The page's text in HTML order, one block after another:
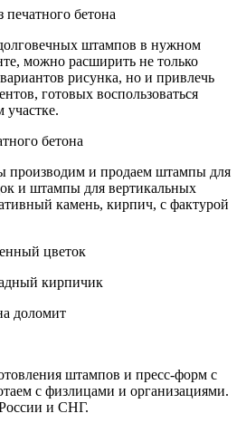
штампов в нужном
можно расширить не только
рисунка, но и привлечь
готовых воспользоваться
участке.
производим и продаем штампы для
и штампы для вертикальных
камень, кирпич, с фактурой
штампов и пресс-форм с
с физлицами и организациями.
и СНГ.